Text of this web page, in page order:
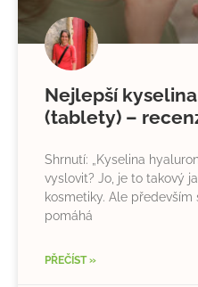
Nejlepší
(tablety) –
Shrnutí: „Kyselina
vyslovit? Jo, je to takový
kosmetiky. Ale
pomáhá
PŘEČÍST »